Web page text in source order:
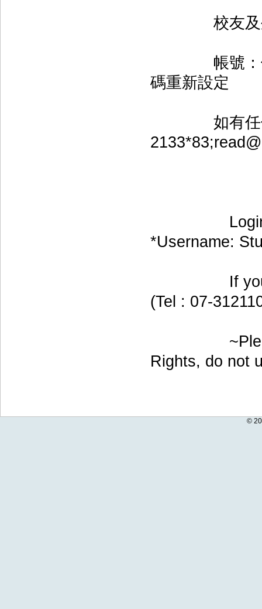
校友及外
帳號：借書
碼重新設定
如有任何問
Login
*Username:
If you have
(Tel : 07-
~Please
Rights, do not
©